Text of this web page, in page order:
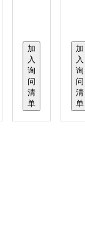
加
入
询
问
清
单
加
入
询
问
清
单